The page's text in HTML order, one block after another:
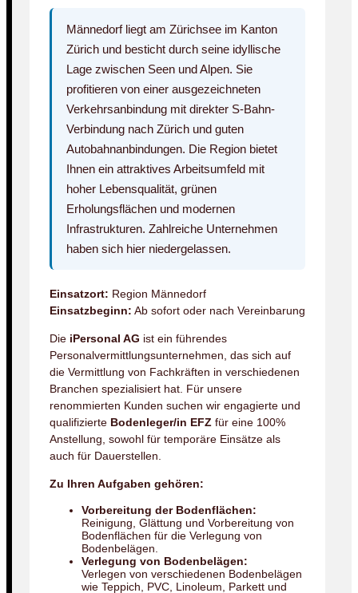
Männedorf liegt am Zürichsee im Kanton
Zürich und besticht durch seine idyllische
Lage zwischen Seen und Alpen. Sie
profitieren von einer ausgezeichneten
Verkehrsanbindung mit direkter S-Bahn-
Verbindung nach Zürich und guten
Autobahnanbindungen. Die Region bietet
Ihnen ein attraktives Arbeitsumfeld mit
hoher Lebensqualität, grünen
Erholungsflächen und modernen
Infrastrukturen. Zahlreiche Unternehmen
haben sich hier niedergelassen.
Einsatzort: Region Männedorf
Einsatzbeginn: Ab sofort oder nach Vereinbarung
Die iPersonal AG ist ein führendes
Personalvermittlungsunternehmen, das sich auf
die Vermittlung von Fachkräften in verschiedenen
Branchen spezialisiert hat. Für unsere
renommierten Kunden suchen wir engagierte und
qualifizierte Bodenleger/in EFZ für eine 100%
Anstellung, sowohl für temporäre Einsätze als
auch für Dauerstellen.
Zu Ihren Aufgaben gehören:
Vorbereitung der Bodenflächen:
Reinigung, Glättung und Vorbereitung von
Bodenflächen für die Verlegung von
Bodenbelägen.
Verlegung von Bodenbelägen:
Verlegen von verschiedenen Bodenbelägen
wie Teppich, PVC, Linoleum, Parkett und